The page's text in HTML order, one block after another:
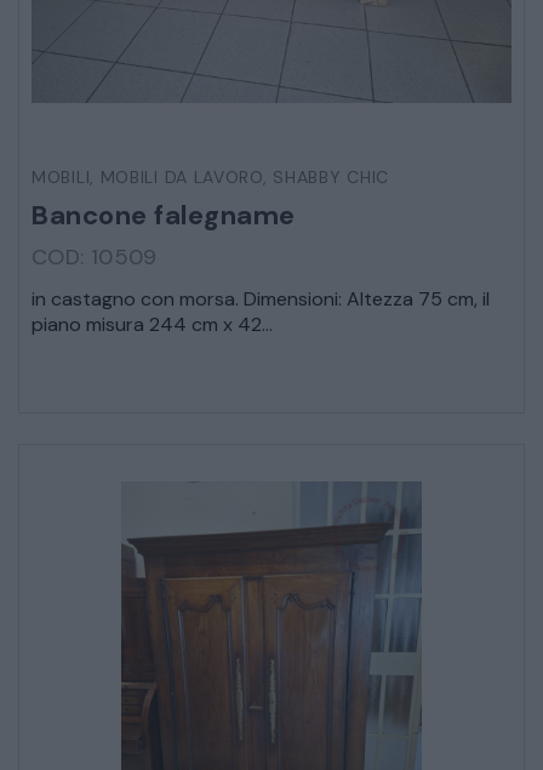
CATALOGO COMPLETO
MOBILI
MOBILI MOBILI DA LAVORO SHABBY CHIC
Bancone falegname
COD: 10509
in castagno con morsa. Dimensioni: Altezza 75 cm, il
piano misura 244 cm x 42...